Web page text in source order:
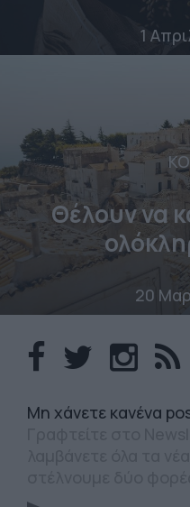
1
Θέλουν να
20
Mη χάνετε κανένα